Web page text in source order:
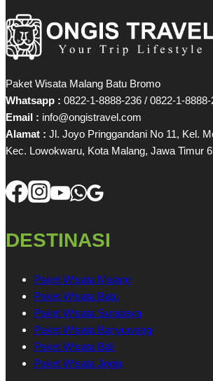
Paket Wisata Malang Batu Bromo
Whatsapp : 0822-1-8888-236 / 0822-1-8888-
Email : info@ongistravel.com
Alamat : Jl. Joyo Pringgandani No 11, Kel.
Kec. Lowokwaru, Kota Malang, Jawa Timur
DESTINASI
Paket Wisata Malang
Paket Wisata Batu
Paket Wisata Surabaya
Paket Wisata Banyuwangi
Paket Wisata Bali
Paket Wisata Jogja